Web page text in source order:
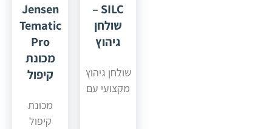
SILC –
שולחן
גיהוץ
שולחן גיהוץ
מקצועי עם
Jensen
Tematic
Pro
מכונת
קיפול
מכונת
קיפול